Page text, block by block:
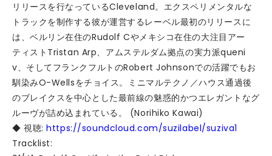
リリースを行なっているCleveland。エクスペリメンタルな
トラックを制作する彼が運営するレーベル最初のリリースに
は、ベルリン在住のRudolf Cやメキシコ在住の大注目アー
ティストTristan Arp、アムステルダム拠点の実力派queni
v、そしてフランクフルトのRobert Johnsonでの活躍でもお
馴染みO-Wellsをチョイス。ミニマルテクノ／ハウス通過後
のブレイクスを中心とした最前線の魅惑的かつエレガントなグ
ルーヴが詰め込まれている。 (Norihiko Kawai)
◆ 視聴:https://soundcloud.com/suzilabel/suziva1
Tracklist: